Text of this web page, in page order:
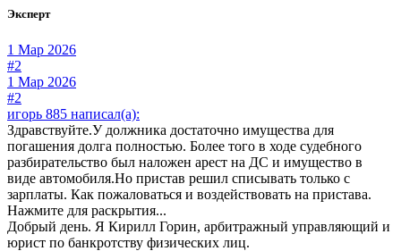
Эксперт
1 Мар 2026
#2
1 Мар 2026
#2
игорь 885 написал(а):
Здравствуйте.У должника достаточно имущества для
погашения долга полностью. Более того в ходе судебного
разбирательство был наложен арест на ДС и имущество в
виде автомобиля.Но пристав решил списывать только с
зарплаты. Как пожаловаться и воздействовать на пристава.
Нажмите для раскрытия...
Добрый день. Я Кирилл Горин, арбитражный управляющий и
юрист по банкротству физических лиц.